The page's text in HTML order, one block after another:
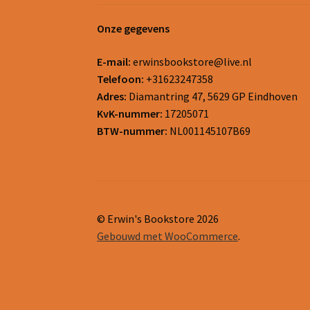
Onze gegevens
E-mail: erwinsbookstore@live.nl
Telefoon: +31623247358
Adres: Diamantring 47, 5629 GP Eindhoven
KvK-nummer: 17205071
BTW-nummer: NL001145107B69
© Erwin's Bookstore 2026
Gebouwd met WooCommerce.